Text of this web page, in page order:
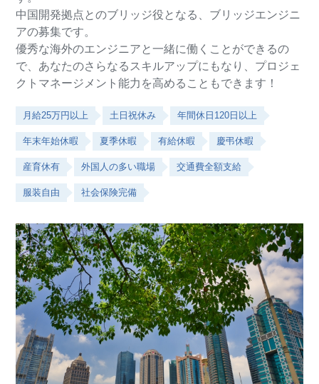
中国開発拠点とのブリッジ役となる、ブリッジエンジニ
アの募集です。
優秀な海外のエンジニアと一緒に働くことができるの
で、あなたのさらなるスキルアップにもなり、プロジェ
クトマネージメント能力を高めることもできます！
月給25万円以上 土日祝休み 年間休日120日以上
年末年始休暇 夏季休暇 有給休暇 慶弔休暇
産育休有 外国人の多い職場 交通費全額支給
服装自由 社会保険完備